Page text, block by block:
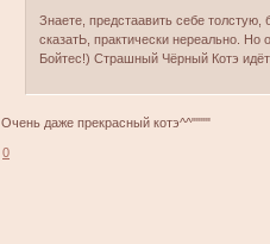
Знаете, предстаавить себе
сказатЬ, практически нереально.
Бойтес!) Страшный Чёрный Котэ
Очень даже прекрасный котэ^^""""
0